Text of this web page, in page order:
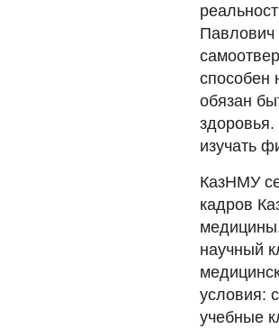
Павлович
способен
обязан
изучать
КазНМУ
кадров
научный
условия:
учебные